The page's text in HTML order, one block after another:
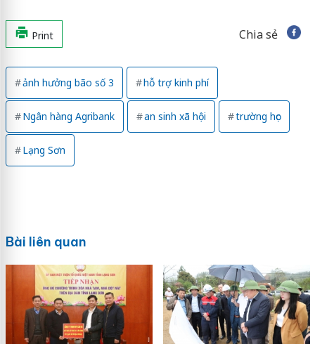
Print Chia sẻ
ảnh hưởng bão số 3 hỗ trợ kinh phí
Ngân hàng Agribank an sinh xã hội trường học
Lạng Sơn
Bài liên quan